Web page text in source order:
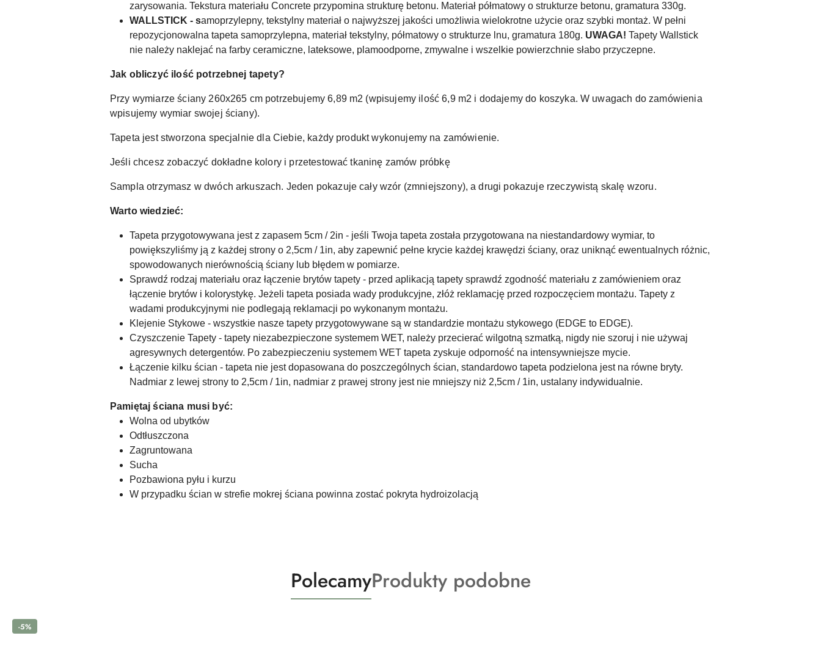
zarysowania. Tekstura materiału Concrete przypomina strukturę betonu. Materiał półmatowy o strukturze betonu, gramatura 330g.
WALLSTICK - samoprzylepny, tekstylny materiał o najwyższej jakości umożliwia wielokrotne użycie oraz szybki montaż. W pełni
repozycjonowalna tapeta samoprzylepna, materiał tekstylny, półmatowy o strukturze lnu, gramatura 180g. UWAGA! Tapety Wallstick
nie należy naklejać na farby ceramiczne, lateksowe, plamoodporne, zmywalne i wszelkie powierzchnie słabo przyczepne.
Jak obliczyć ilość potrzebnej tapety?
Przy wymiarze ściany 260x265 cm potrzebujemy 6,89 m2 (wpisujemy ilość 6,9 m2 i dodajemy do koszyka. W uwagach do zamówienia
wpisujemy wymiar swojej ściany).
Tapeta jest stworzona specjalnie dla Ciebie, każdy produkt wykonujemy na zamówienie.
Jeśli chcesz zobaczyć dokładne kolory i przetestować tkaninę zamów próbkę
Sampla otrzymasz w dwóch arkuszach. Jeden pokazuje cały wzór (zmniejszony), a drugi pokazuje rzeczywistą skalę wzoru.
Warto wiedzieć:
Tapeta przygotowywana jest z zapasem 5cm / 2in - jeśli Twoja tapeta została przygotowana na niestandardowy wymiar, to
powiększyliśmy ją z każdej strony o 2,5cm / 1in, aby zapewnić pełne krycie każdej krawędzi ściany, oraz uniknąć ewentualnych różnic,
spowodowanych nierównością ściany lub błędem w pomiarze.
Sprawdź rodzaj materiału oraz łączenie brytów tapety - przed aplikacją tapety sprawdź zgodność materiału z zamówieniem oraz
łączenie brytów i kolorystykę. Jeżeli tapeta posiada wady produkcyjne, złóż reklamację przed rozpoczęciem montażu. Tapety z
wadami produkcyjnymi nie podlegają reklamacji po wykonanym montażu.
Klejenie Stykowe - wszystkie nasze tapety przygotowywane są w standardzie montażu stykowego (EDGE to EDGE).
Czyszczenie Tapety - tapety niezabezpieczone systemem WET, należy przecierać wilgotną szmatką, nigdy nie szoruj i nie używaj
agresywnych detergentów. Po zabezpieczeniu systemem WET tapeta zyskuje odporność na intensywniejsze mycie.
Łączenie kilku ścian - tapeta nie jest dopasowana do poszczególnych ścian, standardowo tapeta podzielona jest na równe bryty.
Nadmiar z lewej strony to 2,5cm / 1in, nadmiar z prawej strony jest nie mniejszy niż 2,5cm / 1in, ustalany indywidualnie.
Pamiętaj ściana musi być:
Wolna od ubytków
Odtłuszczona
Zagruntowana
Sucha
Pozbawiona pyłu i kurzu
W przypadku ścian w strefie mokrej ściana powinna zostać pokryta hydroizolacją
Produkty
o
PolecamyProdukty
o
Produkty podobne
-5%